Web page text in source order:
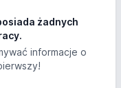
żadnych
informacje o